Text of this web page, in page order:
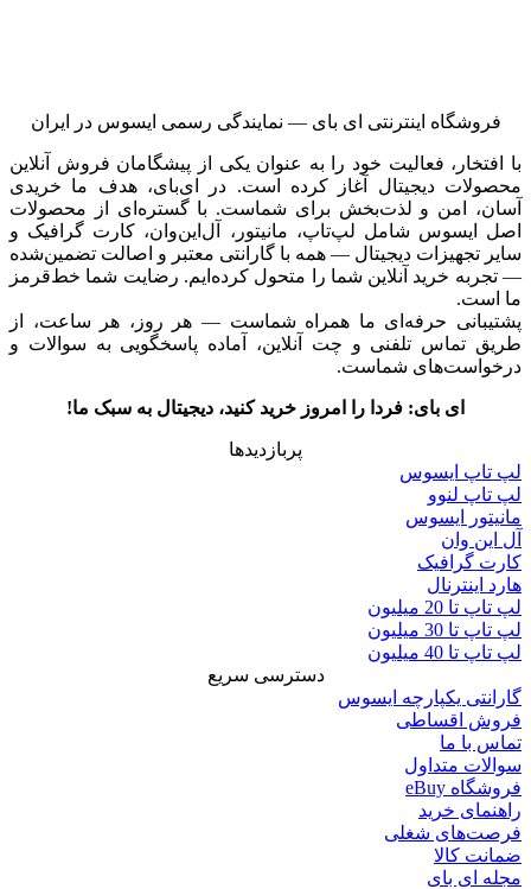
فروشگاه اینترنتی ای‌ بای — نمایندگی رسمی ایسوس در ایران
با افتخار، فعالیت خود را به عنوان یکی از پیشگامان فروش آنلاین
محصولات دیجیتال آغاز کرده است. در ای‌بای، هدف ما خریدی
آسان، امن و لذت‌بخش برای شماست. با گستره‌ای از محصولات
اصل ایسوس شامل لپ‌تاپ، مانیتور، آل‌این‌وان، کارت گرافیک و
سایر تجهیزات دیجیتال — همه با گارانتی معتبر و اصالت تضمین‌شده
— تجربه خرید آنلاین شما را متحول کرده‌ایم. رضایت شما خط‌قرمز
ما است.
پشتیبانی حرفه‌ای ما همراه شماست — هر روز، هر ساعت، از
طریق تماس تلفنی و چت آنلاین، آماده پاسخگویی به سوالات و
درخواست‌های شماست.
ای بای: فردا را امروز خرید کنید، دیجیتال به سبک ما!
پربازدیدها
لپ تاپ ایسوس
لپ تاپ لنوو
مانیتور ایسوس
آل این وان
کارت گرافیک
هارد اینترنال
لپ تاپ تا 20 میلیون
لپ تاپ تا 30 میلیون
لپ تاپ تا 40 میلیون
دسترسی سریع
گارانتی یکپارچه ایسوس
فروش اقساطی
تماس با ما
سوالات متداول
فروشگاه eBuy
راهنمای خرید
فرصت‌های شغلی
ضمانت کالا
مجله ای بای